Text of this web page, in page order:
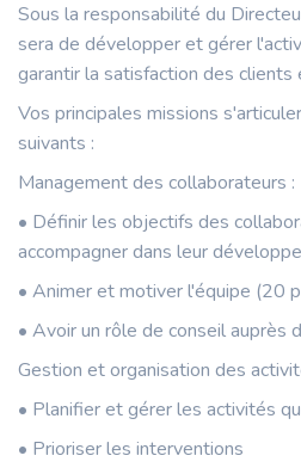
Sous la responsabilité du
sera de développer et gérer
garantir la satisfaction des
Vos principales missions
suivants :
Management des collaborateurs :
• Définir les objectifs des
accompagner dans leur
• Animer et motiver l'équipe (20
• Avoir un rôle de conseil auprès
Gestion et organisation des
• Planifier et gérer les activités
• Prioriser les interventions